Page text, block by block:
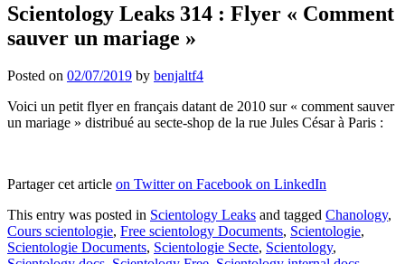
Scientology Leaks 314 : Flyer « Comment
sauver un mariage »
Posted on 02/07/2019 by benjaltf4
Voici un petit flyer en français datant de 2010 sur « comment sauver
un mariage » distribué au secte-shop de la rue Jules César à Paris :
Partager cet article on Twitter on Facebook on LinkedIn
This entry was posted in Scientology Leaks and tagged Chanology,
Cours scientologie, Free scientology Documents, Scientologie,
Scientologie Documents, Scientologie Secte, Scientology,